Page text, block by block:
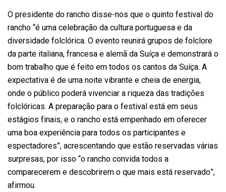
O presidente do rancho disse-nos que o quinto festival do
rancho “é uma celebração da cultura portuguesa e da
diversidade folclórica. O evento reunirá grupos de folclore
da parte italiana, francesa e alemã da Suíça e demonstrará o
bom trabalho que é feito em todos os cantos da Suíça. A
expectativa é de uma noite vibrante e cheia de energia,
onde o público poderá vivenciar a riqueza das tradições
folclóricas. A preparação para o festival está em seus
estágios finais, e o rancho está empenhado em oferecer
uma boa experiência para todos os participantes e
espectadores”, acrescentando que estão reservadas várias
surpresas, por isso “o rancho convida todos a
comparecerem e descobrirem o que mais está reservado”,
afirmou.